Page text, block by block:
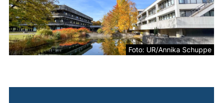
Foto: UR/Annika Schuppe